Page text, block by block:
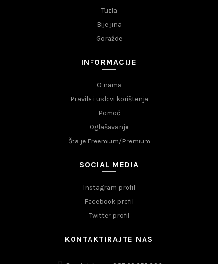
Tuzla
Bijeljina
Goražde
INFORMACIJE
O nama
Pravila i uslovi korištenja
Pomoć
Oglašavanje
Šta je Freemium/Premium
SOCIAL MEDIA
Instagram profil
Facebook profil
Twitter profil
KONTAKTIRAJTE NAS